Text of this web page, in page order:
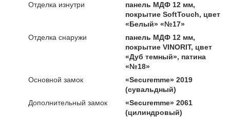
Отделка изнутри
панель МДФ 12 мм,
покрытие SoftTouch, цвет
«Белый» «№17»
Отделка снаружи
панель МДФ 12 мм,
покрытие VINORIT, цвет
«Дуб темный», патина
«№18»
Основной замок
«Securemme» 2019
(сувальдный)
Дополнительный замок
«Securemme» 2061
(цилиндровый)